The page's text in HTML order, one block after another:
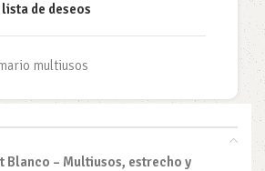
de deseos
multiusos
Blanco – Multiusos, estrecho y